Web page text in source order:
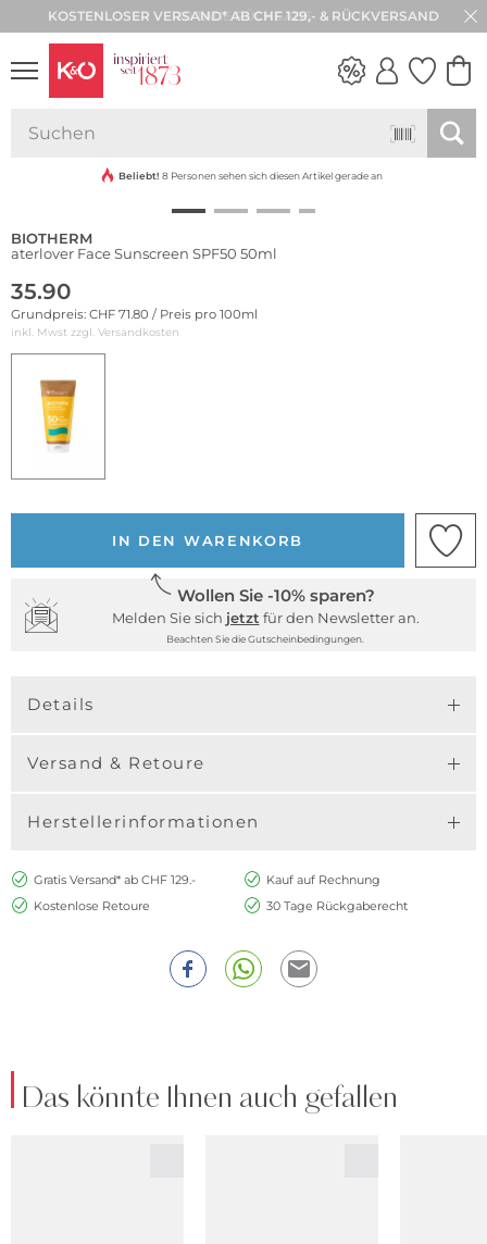
30 TAGE RÜCKGABE
Beliebt! 8 Personen sehen sich diesen Artikel gerade an
BIOTHERM
aterlover Face Sunscreen SPF50 50ml
35.90
Grundpreis: CHF 71.80 / Preis pro 100ml
inkl. Mwst zzgl. Versandkosten
IN DEN WARENKORB
Wollen Sie -10% sparen?
Melden Sie sich jetzt für den Newsletter an.
Beachten Sie die Gutscheinbedingungen.
Details
Versand & Retoure
Herstellerinformationen
Gratis Versand* ab CHF 129.-
Kauf auf Rechnung
Kostenlose Retoure
30 Tage Rückgaberecht
Das könnte Ihnen auch gefallen